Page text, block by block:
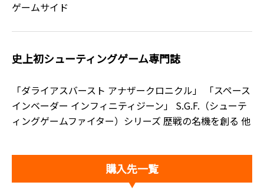
ゲームサイド
史上初シューティングゲーム専門誌
「ダライアスバースト アナザークロニクル」 「スペース
インベーダー インフィニティジーン」 S.G.F.（シューテ
ィングゲームファイター）シリーズ 歴戦の名機を創る 他
購入先一覧